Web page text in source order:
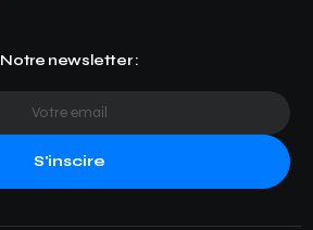
Notre newsletter :
S'inscire